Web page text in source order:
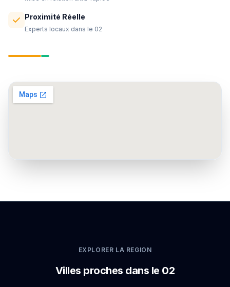
Proximité Réelle
Experts locaux dans le 02
EXPLORER LA REGION
Villes proches dans le 02